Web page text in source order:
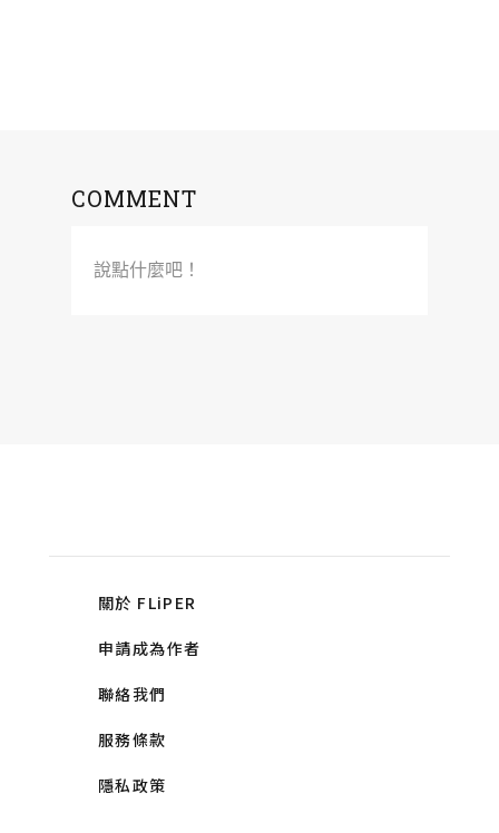
COMMENT
說點什麼吧！
關於 FLiPER
申請成為作者
聯絡我們
服務條款
隱私政策